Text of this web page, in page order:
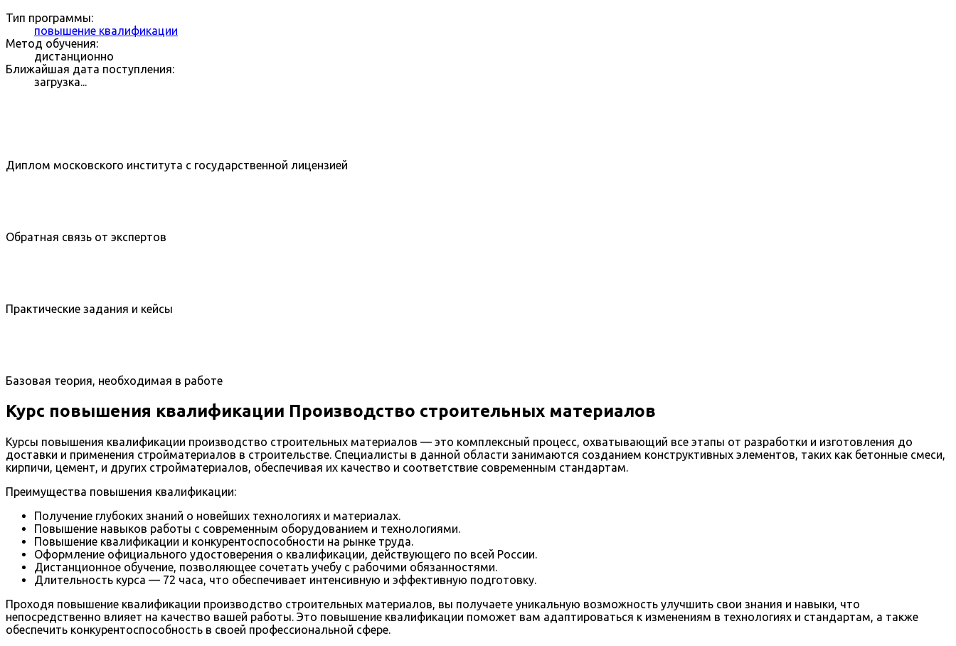
Тип программы:
повышение квалификации
Метод обучения:
дистанционно
Ближайшая дата поступления:
загрузка...
Диплом московского института с государственной лицензией
Обратная связь от экспертов
Практические задания и кейсы
Базовая теория, необходимая в работе
Курс повышения квалификации Производство строительных материалов
Курсы повышения квалификации производство строительных материалов — это комплексный процесс, охватывающий все этапы от разработки и изготовления до
доставки и применения стройматериалов в строительстве. Специалисты в данной области занимаются созданием конструктивных элементов, таких как бетонные смеси,
кирпичи, цемент, и других стройматериалов, обеспечивая их качество и соответствие современным стандартам.
Преимущества повышения квалификации:
Получение глубоких знаний о новейших технологиях и материалах.
Повышение навыков работы с современным оборудованием и технологиями.
Повышение квалификации и конкурентоспособности на рынке труда.
Оформление официального удостоверения о квалификации, действующего по всей России.
Дистанционное обучение, позволяющее сочетать учебу с рабочими обязанностями.
Длительность курса — 72 часа, что обеспечивает интенсивную и эффективную подготовку.
Проходя повышение квалификации производство строительных материалов, вы получаете уникальную возможность улучшить свои знания и навыки, что
непосредственно влияет на качество вашей работы. Это повышение квалификации поможет вам адаптироваться к изменениям в технологиях и стандартам, а также
обеспечить конкурентоспособность в своей профессиональной сфере.